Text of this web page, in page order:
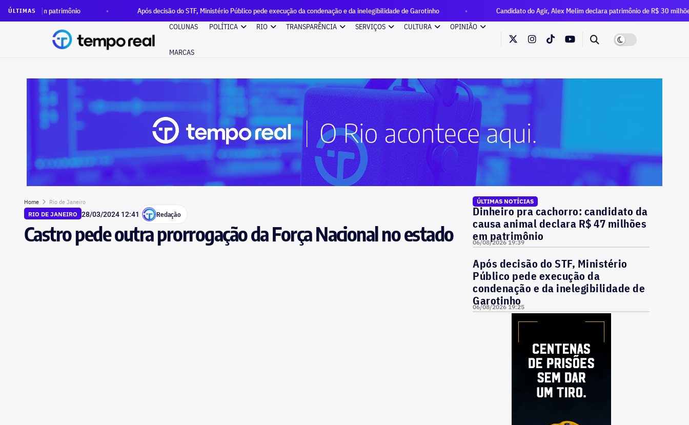
ÚLTIMAS Após decisão do STF, Ministério Público pede execução da condenação e da inelegibilidade de Garotinho
Candidato do Agir, Alex Melim declara patrimônio de R$ 30 milhões à Justiça
COLUNAS
POLÍTICA RIO TRANSPARÊNCIA SERVIÇOS CULTURA OPINIÃO
MARCAS
Home
Rio de Janeiro
RIO DE JANEIRO 28/03/2024 12:41 Redação
Castro pede outra prorrogação da Força Nacional no estado
ÚLTIMAS NOTÍCIAS
Dinheiro pra cachorro: candidato da
causa animal declara R$ 47 milhões
em patrimônio
06/08/2026 19:39
Após decisão do STF, Ministério
Público pede execução da
condenação e da inelegibilidade de
Garotinho
06/08/2026 19:25